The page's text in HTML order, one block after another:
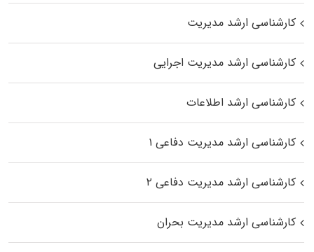
کارشناسی ارشد مدیریت
کارشناسی ارشد مدیریت اجرایی
کارشناسی ارشد اطلاعات
کارشناسی ارشد مدیریت دفاعی ۱
کارشناسی ارشد مدیریت دفاعی ۲
کارشناسی ارشد مدیریت بحران